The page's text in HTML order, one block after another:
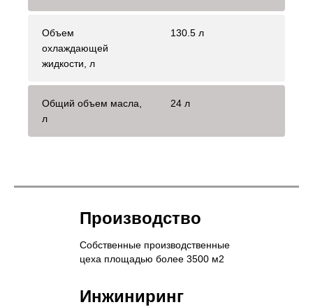
Объем
охлаждающей
жидкости, л
130.5 л
Общий объем масла,
л
24 л
Производство
Собственные производственные
цеха площадью более 3500 м2
Инжиниринг